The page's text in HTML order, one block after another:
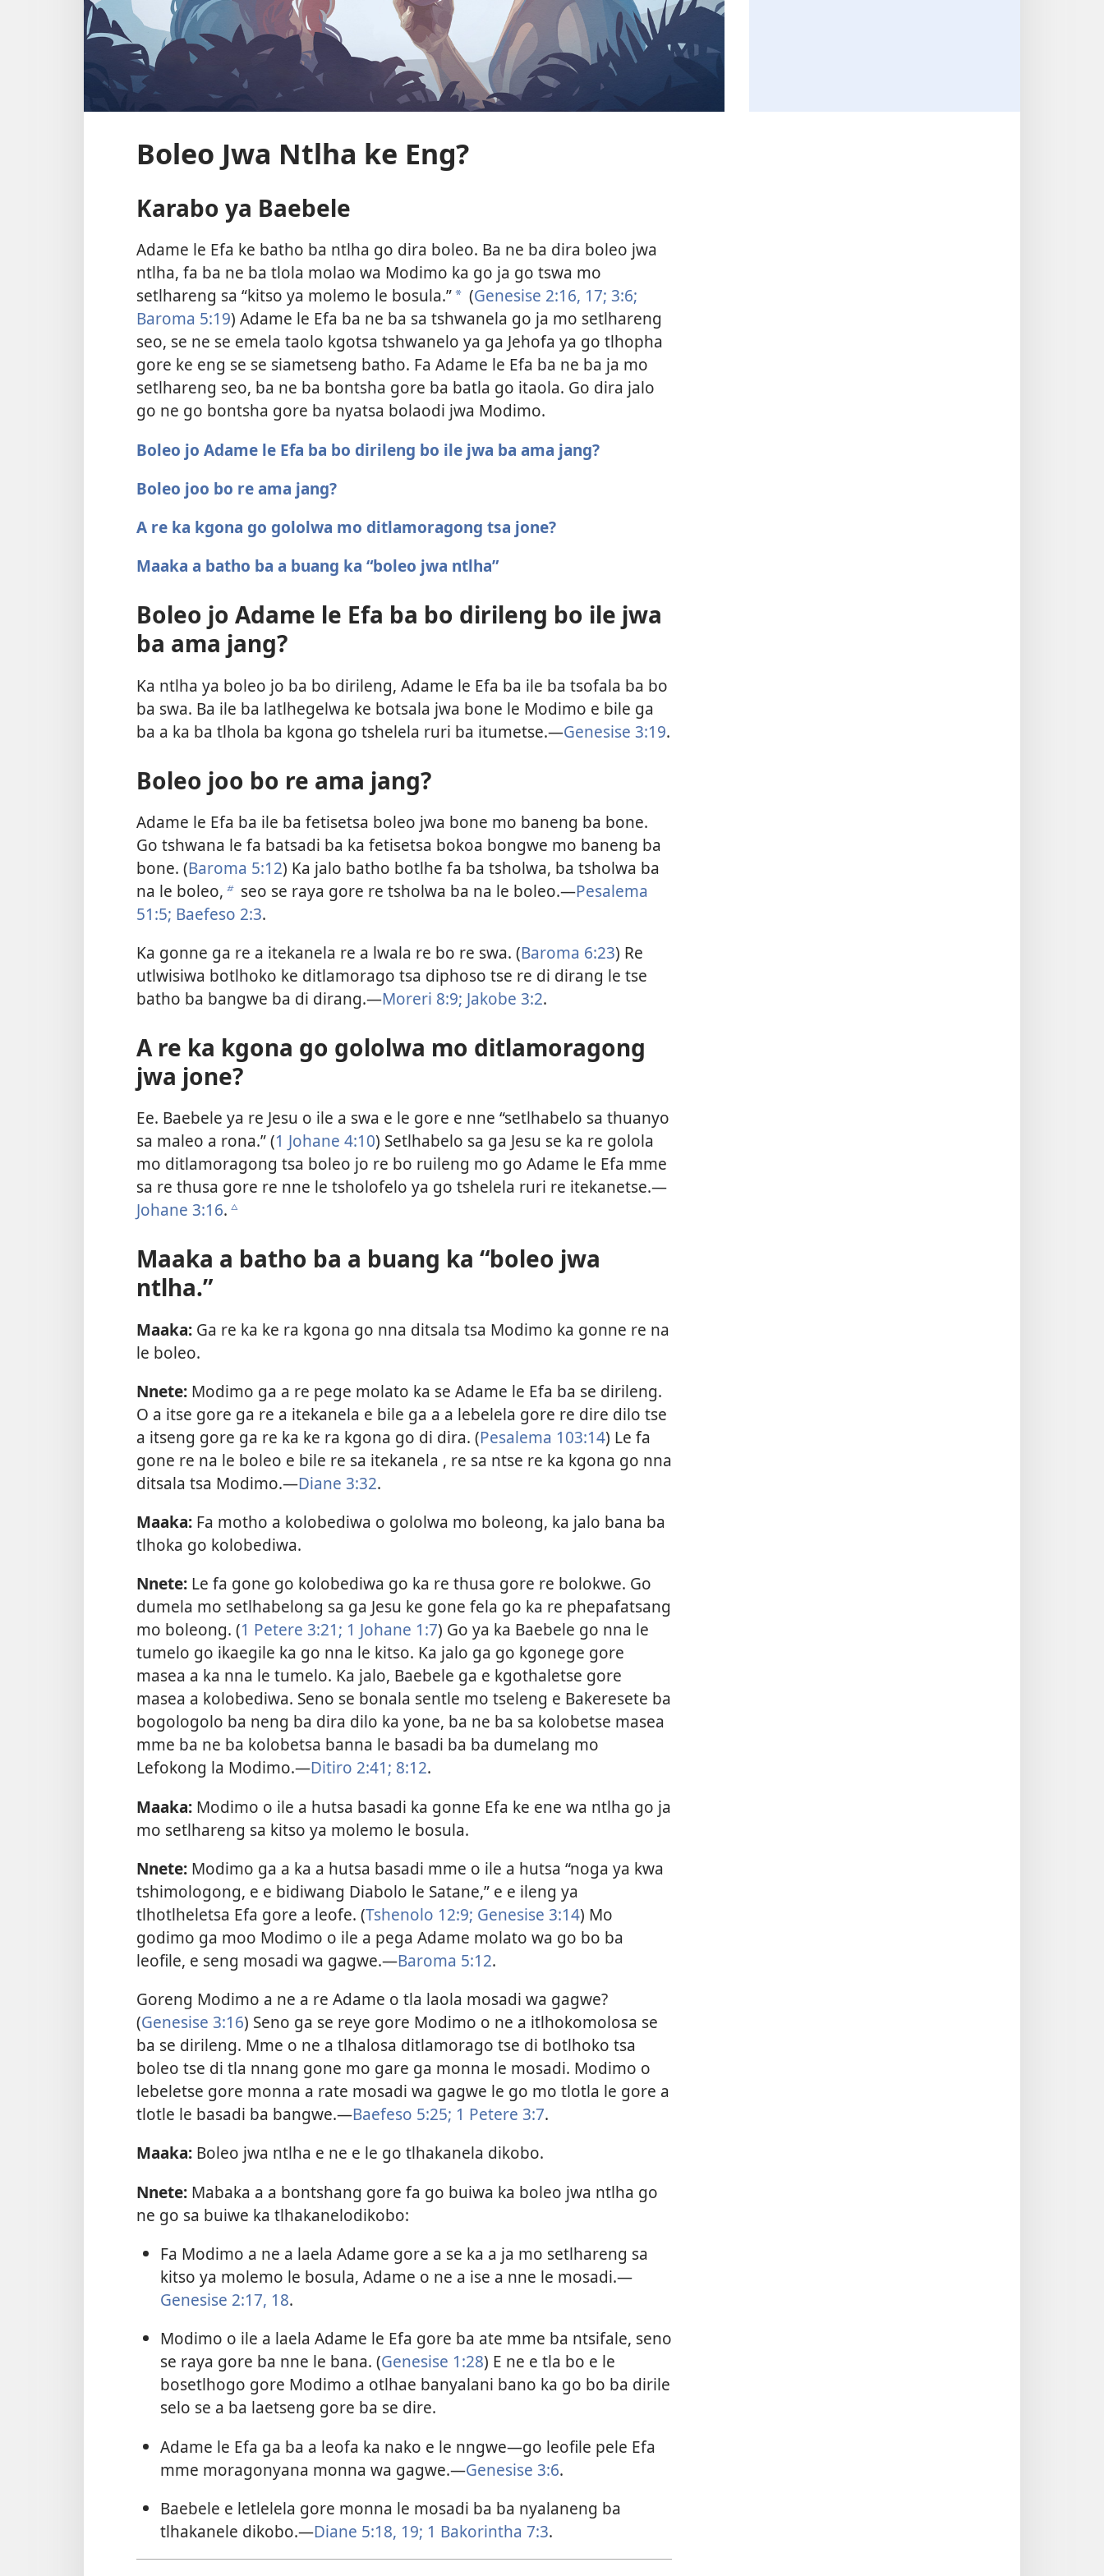
Boleo Jwa Ntlha ke Eng?
Karabo ya Baebele
Adame le Efa ke batho ba ntlha go dira boleo. Ba ne ba dira boleo jwa
ntlha, fa ba ne ba tlola molao wa Modimo ka go ja go tswa mo
setlhareng sa “kitso ya molemo le bosula.”a (Genesise 2:16, 17; 3:6;
Baroma 5:19) Adame le Efa ba ne ba sa tshwanela go ja mo setlhareng
seo, se ne se emela taolo kgotsa tshwanelo ya ga Jehofa ya go tlhopha
gore ke eng se se siametseng batho. Fa Adame le Efa ba ne ba ja mo
setlhareng seo, ba ne ba bontsha gore ba batla go itaola. Go dira jalo
go ne go bontsha gore ba nyatsa bolaodi jwa Modimo.
Boleo jo Adame le Efa ba bo dirileng bo ile jwa ba ama jang?
Boleo joo bo re ama jang?
A re ka kgona go gololwa mo ditlamoragong tsa jone?
Maaka a batho ba a buang ka “boleo jwa ntlha”
Boleo jo Adame le Efa ba bo dirileng bo ile jwa
ba ama jang?
Ka ntlha ya boleo jo ba bo dirileng, Adame le Efa ba ile ba tsofala ba bo
ba swa. Ba ile ba latlhegelwa ke botsala jwa bone le Modimo e bile ga
ba a ka ba tlhola ba kgona go tshelela ruri ba itumetse.​—Genesise 3:19.
Boleo joo bo re ama jang?
Adame le Efa ba ile ba fetisetsa boleo jwa bone mo baneng ba bone.
Go tshwana le fa batsadi ba ka fetisetsa bokoa bongwe mo baneng ba
bone. (Baroma 5:12) Ka jalo batho botlhe fa ba tsholwa, ba tsholwa ba
na le boleo, b seo se raya gore re tsholwa ba na le boleo.​—Pesalema
51:5; Baefeso 2:3.
Ka gonne ga re a itekanela re a lwala re bo re swa. (Baroma 6:23) Re
utlwisiwa botlhoko ke ditlamorago tsa diphoso tse re di dirang le tse
batho ba bangwe ba di dirang.​—Moreri 8:9; Jakobe 3:2.
A re ka kgona go gololwa mo ditlamoragong
jwa jone?
Ee. Baebele ya re Jesu o ile a swa e le gore e nne “setlhabelo sa thuanyo
sa maleo a rona.” (1 Johane 4:10) Setlhabelo sa ga Jesu se ka re golola
mo ditlamoragong tsa boleo jo re bo ruileng mo go Adame le Efa mme
sa re thusa gore re nne le tsholofelo ya go tshelela ruri re itekanetse.​—
Johane 3:16. c
Maaka a batho ba a buang ka “boleo jwa
ntlha.”
Maaka: Ga re ka ke ra kgona go nna ditsala tsa Modimo ka gonne re na
le boleo.
Nnete: Modimo ga a re pege molato ka se Adame le Efa ba se dirileng.
O a itse gore ga re a itekanela e bile ga a a lebelela gore re dire dilo tse
a itseng gore ga re ka ke ra kgona go di dira. (Pesalema 103:14) Le fa
gone re na le boleo e bile re sa itekanela , re sa ntse re ka kgona go nna
ditsala tsa Modimo.—Diane 3:32.
Maaka: Fa motho a kolobediwa o gololwa mo boleong, ka jalo bana ba
tlhoka go kolobediwa.
Nnete: Le fa gone go kolobediwa go ka re thusa gore re bolokwe. Go
dumela mo setlhabelong sa ga Jesu ke gone fela go ka re phepafatsang
mo boleong. (1 Petere 3:21; 1 Johane 1:7) Go ya ka Baebele go nna le
tumelo go ikaegile ka go nna le kitso. Ka jalo ga go kgonege gore
masea a ka nna le tumelo. Ka jalo, Baebele ga e kgothaletse gore
masea a kolobediwa. Seno se bonala sentle mo tseleng e Bakeresete ba
bogologolo ba neng ba dira dilo ka yone, ba ne ba sa kolobetse masea
mme ba ne ba kolobetsa banna le basadi ba ba dumelang mo
Lefokong la Modimo.​—Ditiro 2:41; 8:12.
Maaka: Modimo o ile a hutsa basadi ka gonne Efa ke ene wa ntlha go ja
mo setlhareng sa kitso ya molemo le bosula.
Nnete: Modimo ga a ka a hutsa basadi mme o ile a hutsa “noga ya kwa
tshimologong, e e bidiwang Diabolo le Satane,” e e ileng ya
tlhotlheletsa Efa gore a leofe. (Tshenolo 12:9; Genesise 3:14) Mo
godimo ga moo Modimo o ile a pega Adame molato wa go bo ba
leofile, e seng mosadi wa gagwe.​—Baroma 5:12.
Goreng Modimo a ne a re Adame o tla laola mosadi wa gagwe?
(Genesise 3:16) Seno ga se reye gore Modimo o ne a itlhokomolosa se
ba se dirileng. Mme o ne a tlhalosa ditlamorago tse di botlhoko tsa
boleo tse di tla nnang gone mo gare ga monna le mosadi. Modimo o
lebeletse gore monna a rate mosadi wa gagwe le go mo tlotla le gore a
tlotle le basadi ba bangwe.​—Baefeso 5:25; 1 Petere 3:7.
Maaka: Boleo jwa ntlha e ne e le go tlhakanela dikobo.
Nnete: Mabaka a a bontshang gore fa go buiwa ka boleo jwa ntlha go
ne go sa buiwe ka tlhakanelodikobo:
Fa Modimo a ne a laela Adame gore a se ka a ja mo setlhareng sa
kitso ya molemo le bosula, Adame o ne a ise a nne le mosadi.​—
Genesise 2:17, 18.
Modimo o ile a laela Adame le Efa gore ba ate mme ba ntsifale, seno
se raya gore ba nne le bana. (Genesise 1:28) E ne e tla bo e le
bosetlhogo gore Modimo a otlhae banyalani bano ka go bo ba dirile
selo se a ba laetseng gore ba se dire.
Adame le Efa ga ba a leofa ka nako e le nngwe​—go leofile pele Efa
mme moragonyana monna wa gagwe.​—Genesise 3:6.
Baebele e letlelela gore monna le mosadi ba ba nyalaneng ba
tlhakanele dikobo.​—Diane 5:18, 19; 1 Bakorintha 7:3.